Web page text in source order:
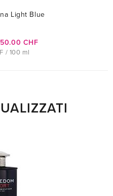
Light Blue
50.00 CHF
/ 100 ml